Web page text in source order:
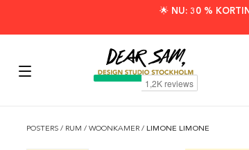
🌟 NU: 30 %
POSTERS / RUM / WOONKAMER / LIMONE LIMONE